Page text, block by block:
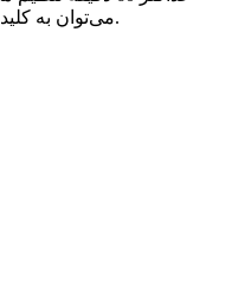
می‌توان به کلید لمسی برای تغییر تنظیمات اشاره کرد.